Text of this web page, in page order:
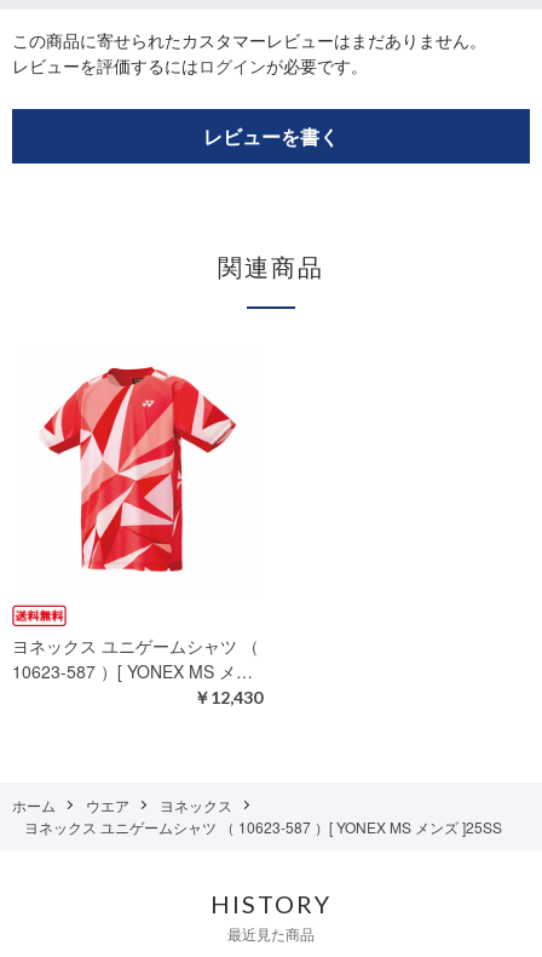
この商品に寄せられたカスタマーレビューはまだありません。
レビューを評価するにはログインが必要です。
レビューを書く
関連商品
ヨネックス ユニゲームシャツ （
10623-587 ）[ YONEX MS メ…
￥12,430
ホーム ウエア
ヨネックス
ヨネックス ユニゲームシャツ （ 10623-587 ）[ YONEX MS メンズ ]25SS
HISTORY
最近見た商品